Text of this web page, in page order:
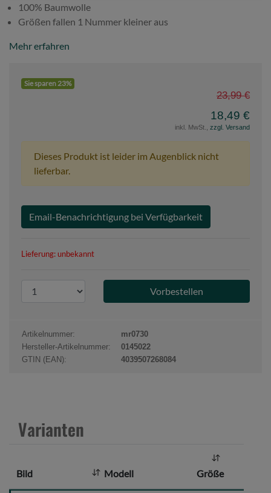
100% Baumwolle
Größen fallen 1 Nummer kleiner aus
Mehr erfahren
Sie sparen 23%
23,99 €
18,49 €
inkl. MwSt., zzgl. Versand
Dieses Produkt ist leider im Augenblick nicht
lieferbar.
Email-Benachrichtigung bei Verfügbarkeit
Lieferung: unbekannt
r
d
u
k
a
:
Artikelnummer:
mr0730
Hersteller-Artikelnummer:
0145022
GTIN (EAN):
4039507268084
Varianten
Bild Modell Größe